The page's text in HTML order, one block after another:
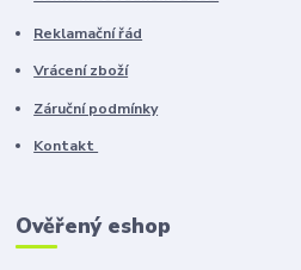
Reklamační řád
Vrácení zboží
Záruční podmínky
Kontakt
Ověřený eshop